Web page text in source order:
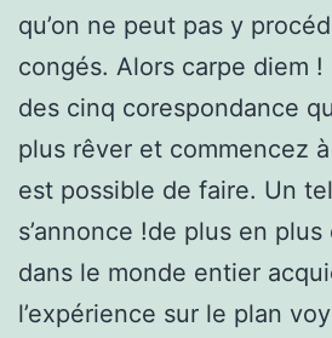
qu’on ne peut pas y
congés. Alors carpe diem !
des cinq corespondance
plus rêver et commencez
est possible de faire. Un
s’annonce !de plus en
dans le monde entier
l’expérience sur le plan